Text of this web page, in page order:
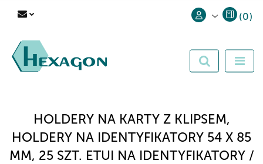
Zarejestruj się
(0)
HOLDERY NA KARTY Z KLIPSEM,
HOLDERY NA IDENTYFIKATORY 54 X 85
MM, 25 SZT. ETUI NA IDENTYFIKATORY /